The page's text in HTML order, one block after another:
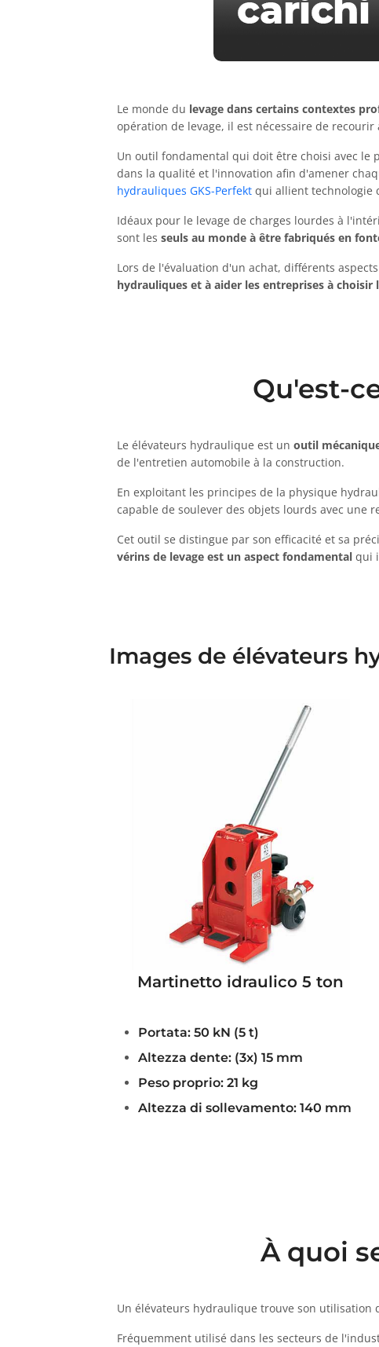
Le monde du levage dans certains contextes
opération de levage, il est nécessaire de
Un outil fondamental qui doit être choisi avec le
dans la qualité et l'innovation afin d'amener
hydrauliques GKS-Perfekt qui allient technologie
Idéaux pour le levage de charges lourdes à
sont les seuls au monde à être fabriqués en
Lors de l'évaluation d'un achat, différents
hydrauliques et à aider les entreprises à choisir
Qu'est-
Le élévateurs hydraulique est un outil
de l'entretien automobile à la construction.
En exploitant les principes de la physique
capable de soulever des objets lourds avec une
Cet outil se distingue par son efficacité et sa
vérins de levage est un aspect fondamental qui
Images de élévateurs
Martinetto idraulico 5 ton
Portata: 50 kN (5 t)
Altezza dente: (3x) 15 mm
Peso proprio: 21 kg
Altezza di sollevamento: 140 mm
À quoi
Un élévateurs hydraulique trouve son utilisation
Fréquemment utilisé dans les secteurs de